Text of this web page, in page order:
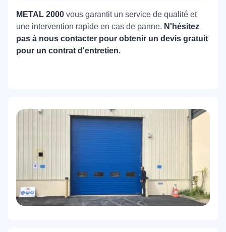
METAL 2000 vous garantit un service de qualité et
une intervention rapide en cas de panne. N'hésitez
pas à nous contacter pour obtenir un devis gratuit
pour un contrat d'entretien.